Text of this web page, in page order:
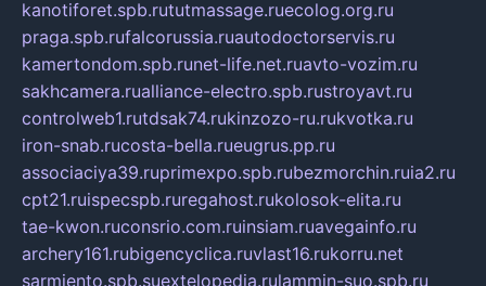
kanotiforet.spb.rututmassage.ruecolog.org.ru
praga.spb.rufalcorussia.ruautodoctorservis.ru
kamertondom.spb.runet-life.net.ruavto-vozim.ru
sakhcamera.rualliance-electro.spb.rustroyavt.ru
controlweb1.rutdsak74.rukinzozo-ru.rukvotka.ru
iron-snab.rucosta-bella.rueugrus.pp.ru
associaciya39.ruprimexpo.spb.rubezmorchin.ruia2.ru
cpt21.ruispecspb.ruregahost.rukolosok-elita.ru
tae-kwon.ruconsrio.com.ruinsiam.ruavegainfo.ru
archery161.rubigencyclica.ruvlast16.rukorru.net
sarmiento.spb.suextelopedia.rulammin-suo.spb.ru